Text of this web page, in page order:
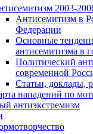
2003-
Антисемитизм в
Федерации
Основные
антисемитизма в
Политический
современной
Статьи, доклады,
нападений по
антиэкстремизм